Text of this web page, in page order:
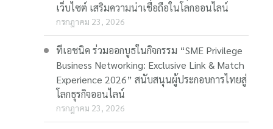
เว็บไซต์ เสริมความน่าเชื่อถือในโลกออนไลน์
กรกฎาคม 23, 2026
ทีเอชนิค ร่วมออกบูธในกิจกรรม “SME Privilege
Business Networking: Exclusive Link & Match
Experience 2026” สนับสนุนผู้ประกอบการไทยสู่
โลกธุรกิจออนไลน์
กรกฎาคม 23, 2026